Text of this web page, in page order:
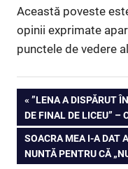
Această poveste
opinii exprimate
punctele de vedere
Navigare
în
articole
PREVIOUS
POST:
”LENA A DISPĂRUT
DE FINAL DE LICEU” –
NEXT
POST:
SOACRA MEA I-A DAT
NUNTĂ PENTRU CĂ